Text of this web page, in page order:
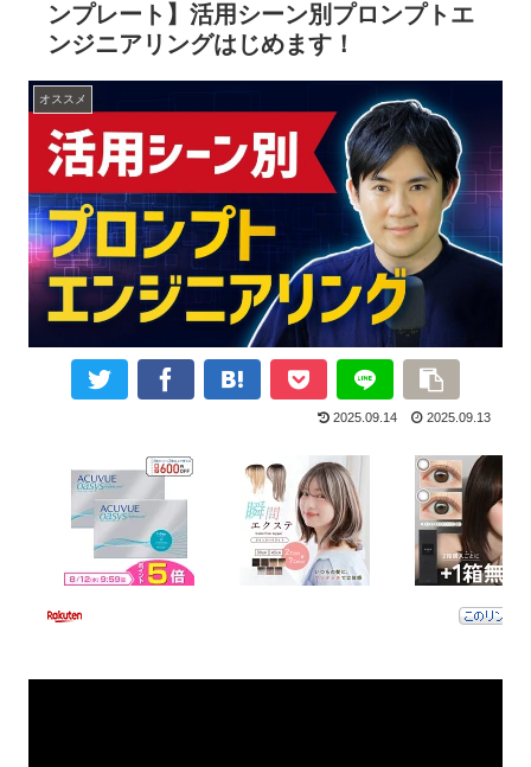
ンプレート】活用シーン別プロンプトエ
ンジニアリングはじめます！
オススメ
2025.09.14 2025.09.13